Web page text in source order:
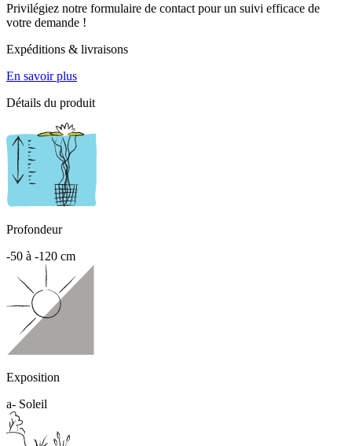
Privilégiez notre formulaire de contact pour un suivi efficace de
votre demande !
Expéditions & livraisons
En savoir plus
Détails du produit
Profondeur
-50 à -120 cm
Exposition
a- Soleil